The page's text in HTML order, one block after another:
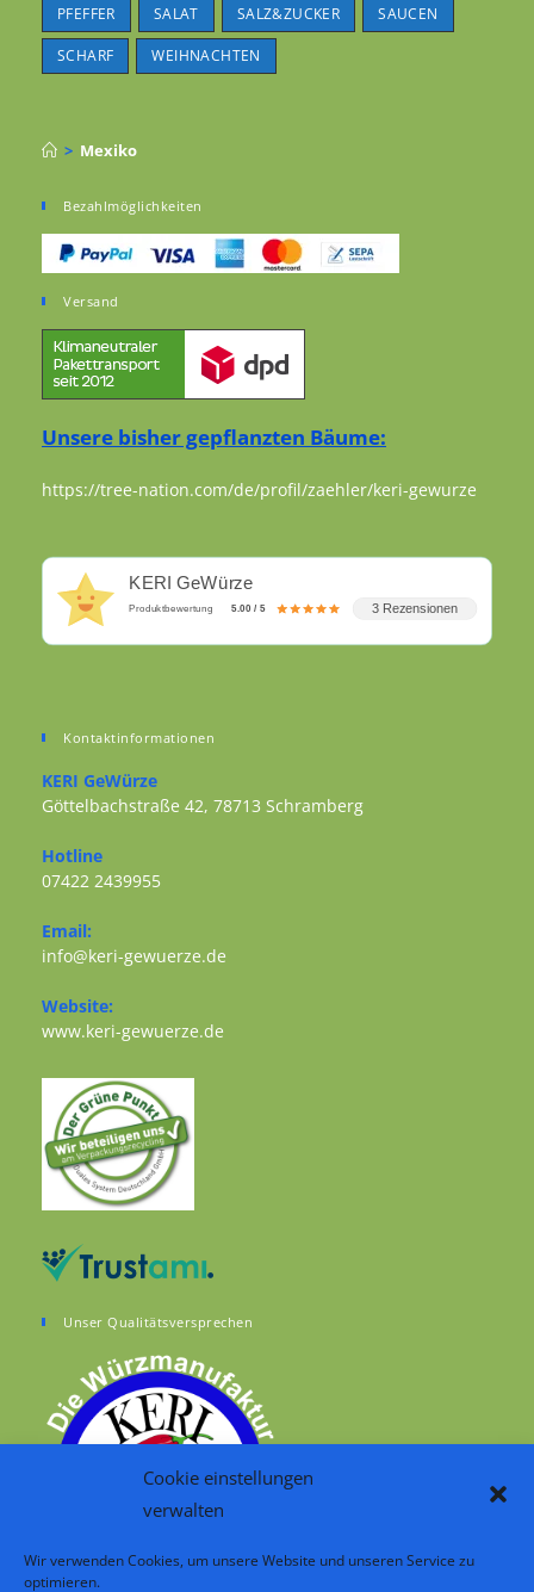
Cookie einstellungen
verwalten
Wir verwenden Cookies, um unsere Website und unseren Service zu
optimieren.
PFEFFER SALAT SALZ&ZUCKER SAUCEN
SCHARF WEIHNACHTEN
> Mexiko
Bezahlmöglichkeiten
Versand
Unsere bisher gepflanzten Bäume:
https://tree-nation.com/de/profil/zaehler/keri-gewurze
KERI GeWürze
Produktbewertung 5.00 / 5 3 Rezensionen
Kontaktinformationen
KERI GeWürze
Göttelbachstraße 42, 78713 Schramberg
Hotline
07422 2439955
Email:
info@keri-gewuerze.de
Website:
www.keri-gewuerze.de
Unser Qualitätsversprechen